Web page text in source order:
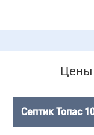
Цены
Септик Топас